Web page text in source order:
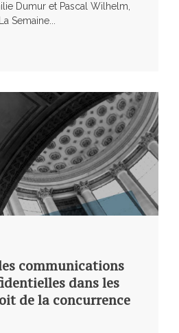
Dumur et Pascal Wilhelm,
Semaine...
communications
dans les
de la concurrence